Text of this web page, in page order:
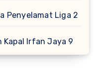
Penyelamat Liga 2
Kapal Irfan Jaya 9